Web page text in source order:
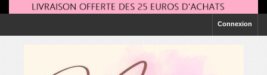
Connexion